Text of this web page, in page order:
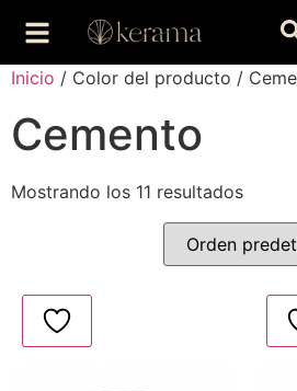
Inicio / Color del producto /
Cemento
Mostrando los 11 resultados